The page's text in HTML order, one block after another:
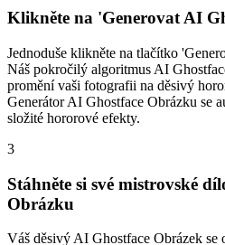
Klikněte na 'Generovat AI
Jednoduše klikněte na tlačítko
Náš pokročilý algoritmus AI
promění vaši fotografii na děsivý
Generátor AI Ghostface Obrázku se
složité hororové efekty.
3
Stáhněte si své mistrovské
Obrázku
Váš děsivý AI Ghostface Obrázek se